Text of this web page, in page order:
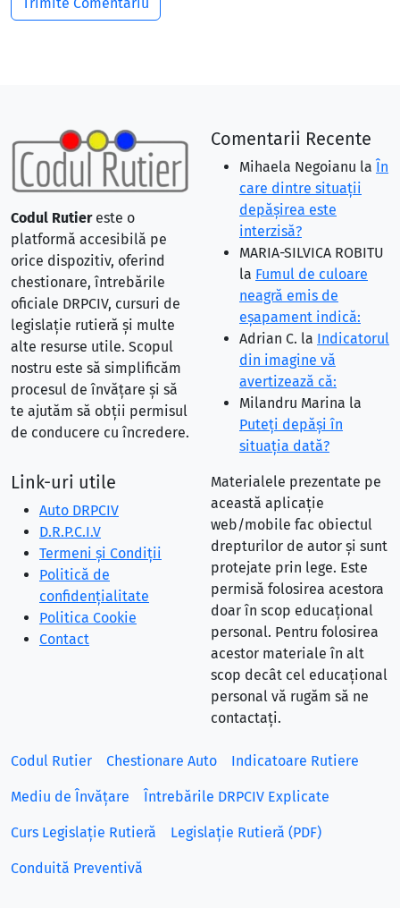
Codul Rutiereste o
platformă accesibilă pe
orice dispozitiv, oferind
chestionare, întrebările
oficiale DRPCIV, cursuri de
legislație rutieră și multe
alte resurse utile. Scopul
nostru este să simplificăm
procesul de învățare și să
te ajutăm să obții permisul
de conducere cu încredere.
Comentarii Recente
Mihaela Negoianu la În
care dintre situaţii
depăşirea este
interzisă?
MARIA-SILVICA ROBITU
la Fumul de culoare
neagră emis de
eşapament indică:
Adrian C. la Indicatorul
din imagine vă
avertizează că:
Milandru Marina la
Puteţi depăşi în
situaţia dată?
Link-uri utile
Auto DRPCIV
D.R.P.C.I.V
Termeni și Condiții
Politică de
confidențialitate
Politica Cookie
Contact
Materialele prezentate pe
această aplicație
web/mobile fac obiectul
drepturilor de autor și sunt
protejate prin lege. Este
permisă folosirea acestora
doar în scop educațional
personal. Pentru folosirea
acestor materiale în alt
scop decât cel educațional
personal vă rugăm să ne
contactați.
Codul Rutier Chestionare Auto Indicatoare Rutiere
Mediu de Învățare Întrebările DRPCIV Explicate
Curs Legislație Rutieră Legislație Rutieră (PDF)
Conduită Preventivă